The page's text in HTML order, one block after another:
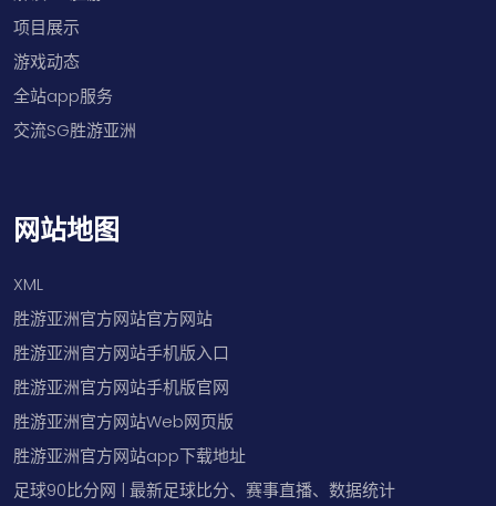
项目展示
游戏动态
全站app服务
交流SG胜游亚洲
网站地图
XML
胜游亚洲官方网站官方网站
胜游亚洲官方网站手机版入口
胜游亚洲官方网站手机版官网
胜游亚洲官方网站Web网页版
胜游亚洲官方网站app下载地址
足球90比分网 | 最新足球比分、赛事直播、数据统计